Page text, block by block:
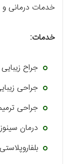
خدمات درمانی و
خدمات:
جراح
جراحی
جراحی
درمان
بلفاروپلاستی